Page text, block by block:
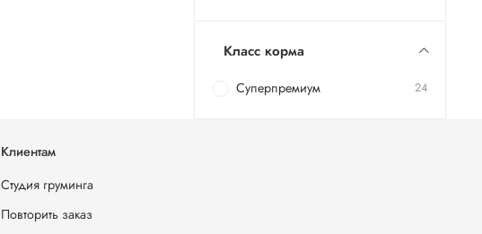
Класс корма
Суперпремиум 24
Клиентам
Студия груминга
Повторить заказ